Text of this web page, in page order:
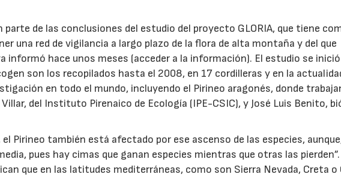
de las conclusiones del estudio del proyecto GLORIA, que tiene
una red de vigilancia a largo plazo de la flora de alta montaña y del que
informó hace unos meses (acceder a la información). El estudio se
son los recopilados hasta el 2008, en 17 cordilleras y en la
en todo el mundo, incluyendo el Pirineo aragonés, donde
del Instituto Pirenaico de Ecología (IPE-CSIC), y José Luis Benito,
Pirineo también está afectado por ese ascenso de las especies,
pues hay cimas que ganan especies mientras que otras las
que en las latitudes mediterráneas, como son Sierra Nevada, Creta o